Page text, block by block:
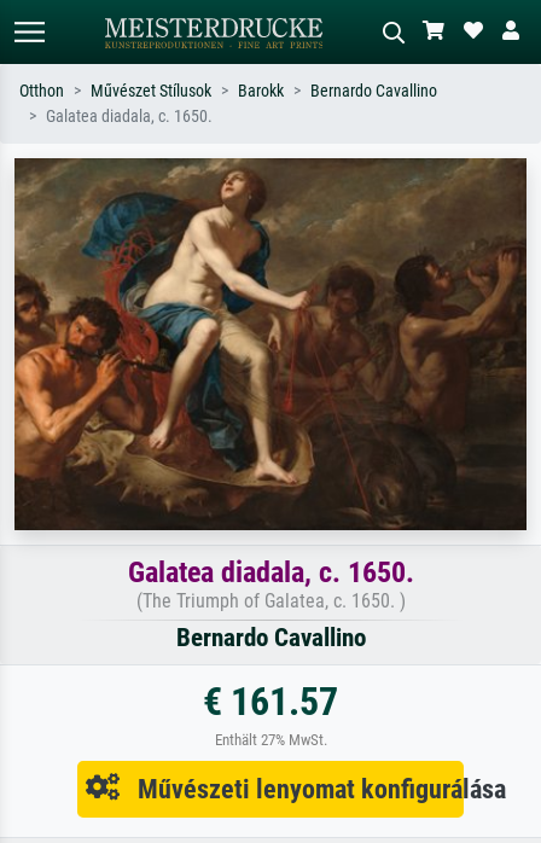
Keressen művész, műcím vagy stílus
szerint – pl. Monet, Csillagos éj,
impresszionizmus, Hokusai-hullám,
akt.
Írja le a jelenetet – pl. zöld rét, sok
piros absztrakt, sötét olajkép, álló akt
egy fa mellett.
Otthon Művészet Stílusok Barokk
Bernardo Cavallino
Galatea diadala, c. 1650.
Galatea diadala, c. 1650.
(The Triumph of Galatea, c. 1650. )
Bernardo Cavallino
€ 161.57
Enthält 27% MwSt.
Művészeti lenyomat konfigurálása